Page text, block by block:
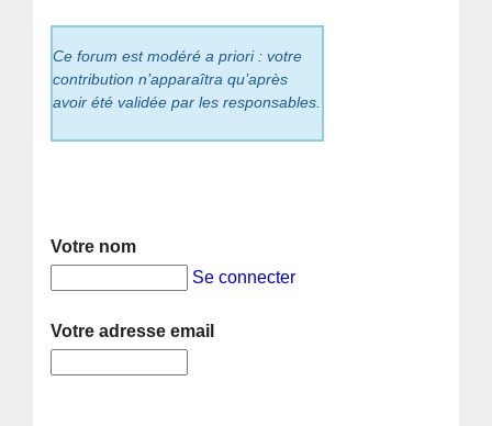
Ce forum est modéré a priori : votre
contribution n’apparaîtra qu’après
avoir été validée par les responsables.
Votre nom
Se connecter
Votre adresse email